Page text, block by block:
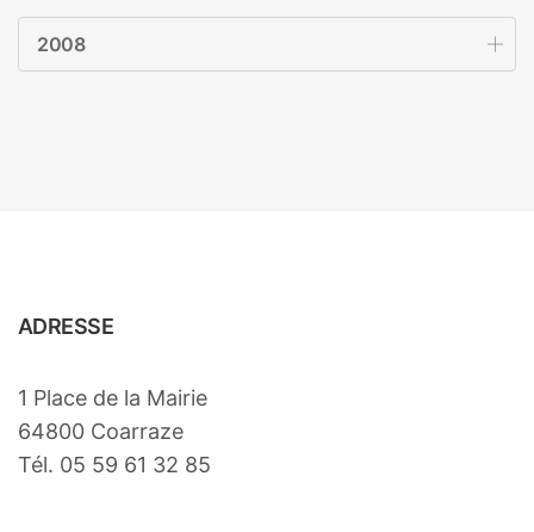
2008
ADRESSE
1 Place de la Mairie
64800 Coarraze
Tél. 05 59 61 32 85